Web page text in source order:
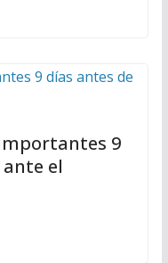
9
el